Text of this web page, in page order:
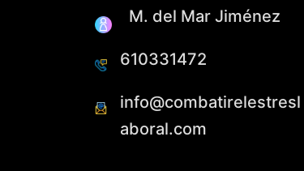
M. del Mar Jiménez
610331472
info@combatirelestresl
aboral.com